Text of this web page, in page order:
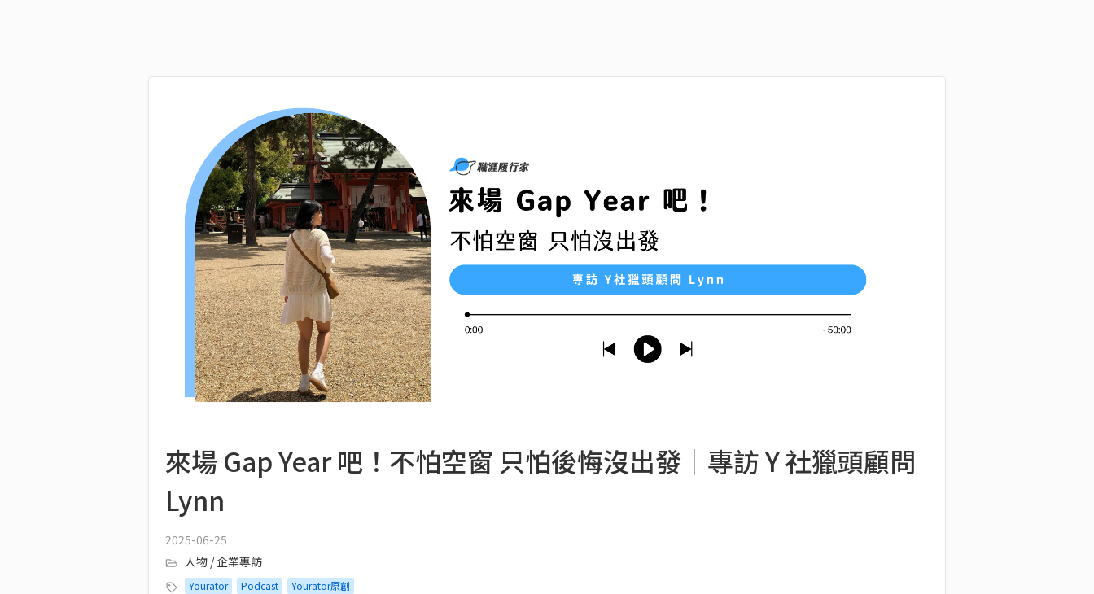
來場 Gap Year 吧！不怕空窗 只怕後悔沒出發｜專訪 Y 社獵頭顧問
Lynn
2025-06-25
人物 / 企業專訪
Yourator Podcast Yourator原創